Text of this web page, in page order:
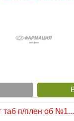
таб п/плен об №1...